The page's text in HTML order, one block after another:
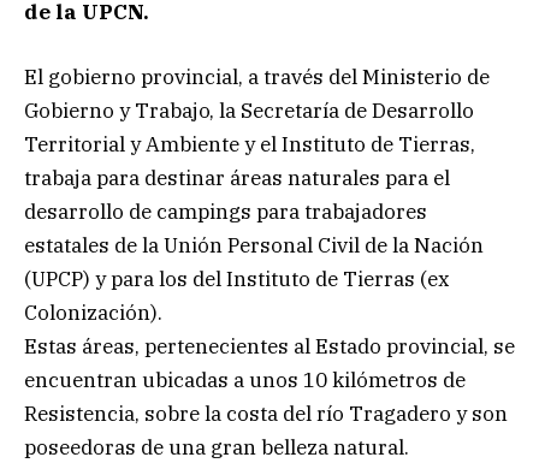
de la UPCN.
El gobierno provincial, a través del Ministerio de
Gobierno y Trabajo, la Secretaría de Desarrollo
Territorial y Ambiente y el Instituto de Tierras,
trabaja para destinar áreas naturales para el
desarrollo de campings para trabajadores
estatales de la Unión Personal Civil de la Nación
(UPCP) y para los del Instituto de Tierras (ex
Colonización).
Estas áreas, pertenecientes al Estado provincial, se
encuentran ubicadas a unos 10 kilómetros de
Resistencia, sobre la costa del río Tragadero y son
poseedoras de una gran belleza natural.